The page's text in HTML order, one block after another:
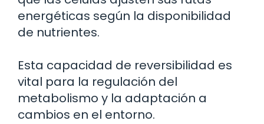
energéticas según la disponibilidad
de nutrientes.
Esta capacidad de reversibilidad es
vital para la regulación del
metabolismo y la adaptación a
cambios en el entorno.